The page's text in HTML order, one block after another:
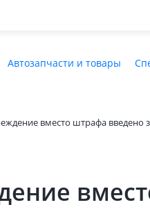
Автозапчасти и товары
вместо штрафа введено